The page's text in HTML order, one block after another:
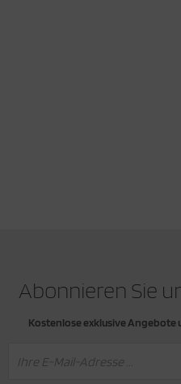
Abonnieren Sie
Kostenlose exklusive